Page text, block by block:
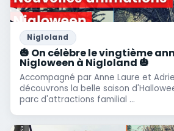
Nigloland
🎃 On célèbre le vingtième
Nigloween à Nigloland 🎃
Accompagné par Anne Laure et
découvrons la belle saison
parc d'attractions familial ...